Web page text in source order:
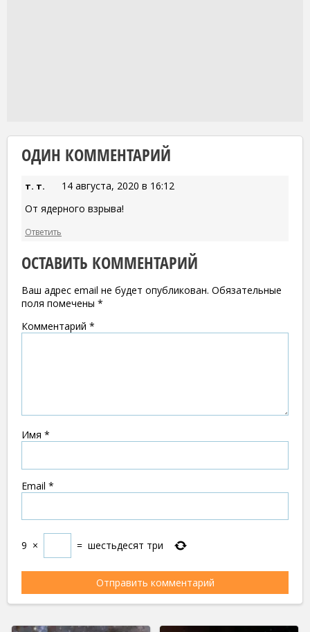
ОДИН КОММЕНТАРИЙ
т. т.
14 августа, 2020 в 16:12
От ядерного взрыва!
Ответить
ОСТАВИТЬ КОММЕНТАРИЙ
Ваш адрес email не будет опубликован. Обязательные
поля помечены *
Комментарий *
Имя *
Email *
9 × = шестьдесят три